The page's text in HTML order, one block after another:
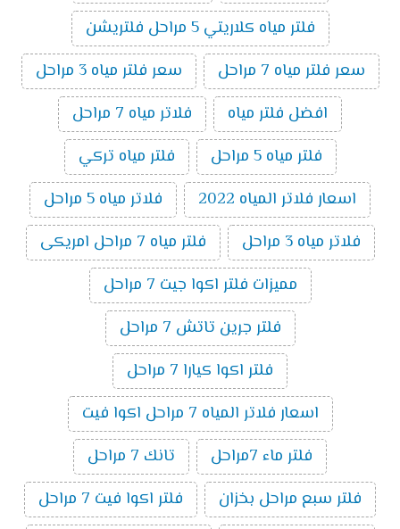
فلتر مياه كلاريتي 5 مراحل فلتريشن
سعر فلتر مياه 7 مراحل
سعر فلتر مياه 3 مراحل
افضل فلتر مياه
فلاتر مياه 7 مراحل
فلتر مياه 5 مراحل
فلتر مياه تركي
اسعار فلاتر المياه 2022
فلاتر مياه 5 مراحل
فلاتر مياه 3 مراحل
فلتر مياه 7 مراحل امريكى
مميزات فلتر اكوا جيت 7 مراحل
فلتر جرين تاتش 7 مراحل
فلتر اكوا كيارا 7 مراحل
اسعار فلاتر المياه 7 مراحل اكوا فيت
فلتر ماء 7مراحل
تانك 7 مراحل
فلتر سبع مراحل بخزان
فلتر اكوا فيت 7 مراحل